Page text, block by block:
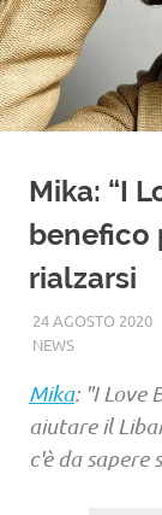
Mika: “I
benefico
rialzarsi
24 AGOSTO 2020
NEWS
Mika: "I Love
aiutare il
c'è da sapere